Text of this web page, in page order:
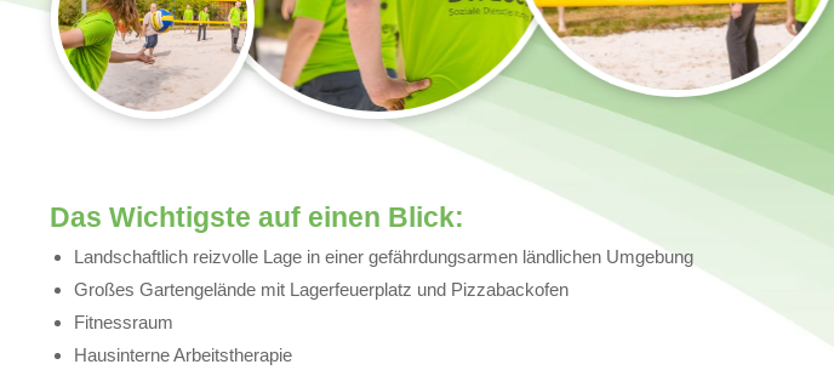
Das Wichtigste auf einen Blick:
Landschaftlich reizvolle Lage in einer gefährdungsarmen ländlichen Umgebung
Großes Gartengelände mit Lagerfeuerplatz und Pizzabackofen
Fitnessraum
Hausinterne Arbeitstherapie